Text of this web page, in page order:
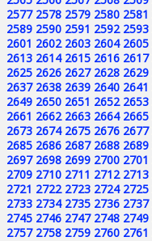
2577 2578 2579 2580 2581
2589 2590 2591 2592 2593
2601 2602 2603 2604 2605
2613 2614 2615 2616 2617
2625 2626 2627 2628 2629
2637 2638 2639 2640 2641
2649 2650 2651 2652 2653
2661 2662 2663 2664 2665
2673 2674 2675 2676 2677
2685 2686 2687 2688 2689
2697 2698 2699 2700 2701
2709 2710 2711 2712 2713
2721 2722 2723 2724 2725
2733 2734 2735 2736 2737
2745 2746 2747 2748 2749
2757 2758 2759 2760 2761